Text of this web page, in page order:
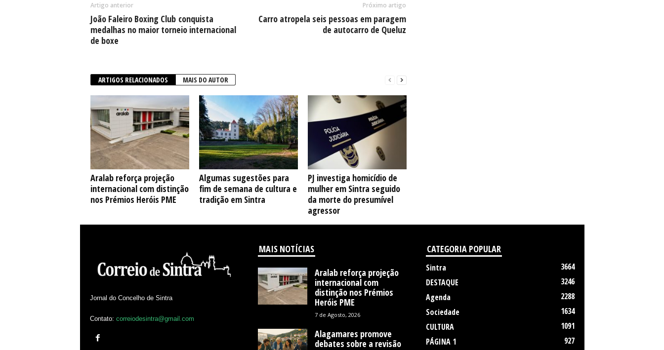
Artigo anterior
João Faleiro Boxing Club conquista
medalhas no maior torneio internacional
de boxe
Próximo artigo
Carro atropela seis pessoas em paragem
de autocarro de Queluz
ARTIGOS RELACIONADOS MAIS DO AUTOR
Aralab reforça projeção
internacional com distinção
nos Prémios Heróis PME
Algumas sugestões para
fim de semana de cultura e
tradição em Sintra
PJ investiga homicídio de
mulher em Sintra seguido
da morte do presumível
agressor
Jornal do Concelho de Sintra
Contato: correiodesintra@gmail.com
MAIS NOTÍCIAS
Aralab reforça projeção
internacional com
distinção nos Prémios
Heróis PME
7 de Agosto, 2026
Alagamares promove
debates sobre a revisão
CATEGORIA POPULAR
Sintra
3664
DESTAQUE
3246
Agenda
2288
Sociedade
1634
CULTURA
1091
PÁGINA 1
927